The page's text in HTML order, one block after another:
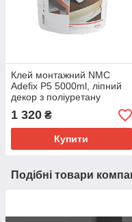
Клей монтажний NMC
Adefix P5 5000ml, ліпний
декор з поліуретану
1 320 ₴
Купити
Подібні товари